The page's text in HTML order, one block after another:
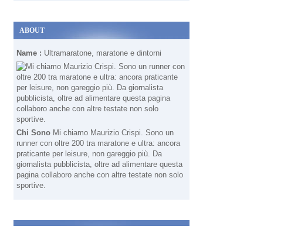
ABOUT
Name : Ultramaratone, maratone e dintorni
Chi Sono Mi chiamo Maurizio Crispi. Sono un
runner con oltre 200 tra maratone e ultra: ancora
praticante per leisure, non gareggio più. Da
giornalista pubblicista, oltre ad alimentare questa
pagina collaboro anche con altre testate non solo
sportive.